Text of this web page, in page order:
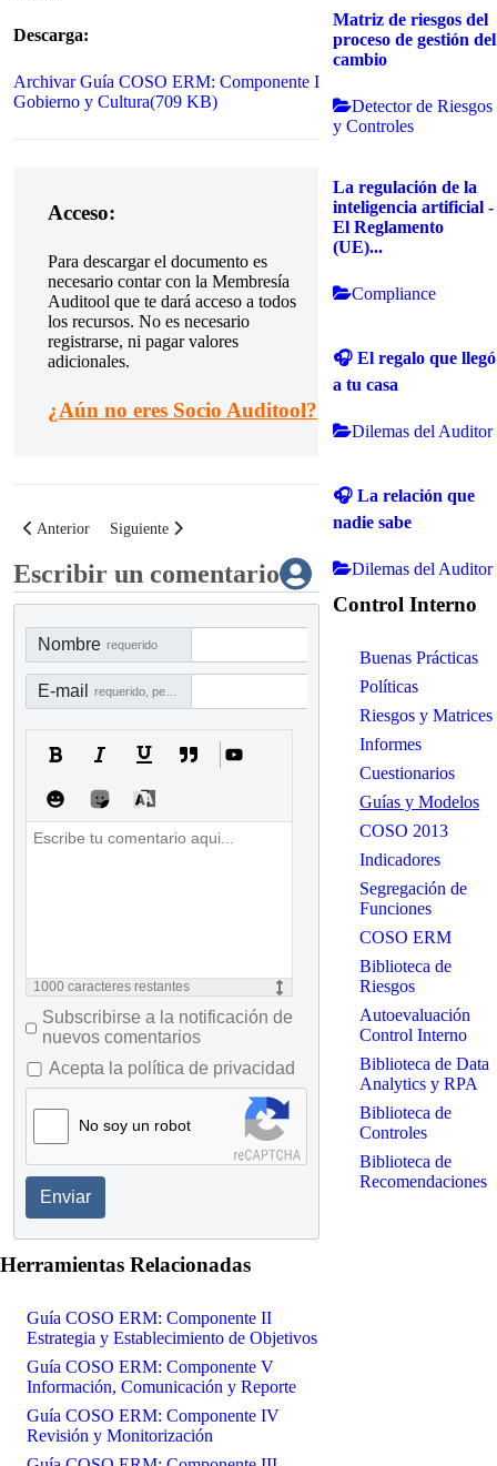
Descarga:
ArchivarGuía COSO ERM: Componente I
Gobierno y Cultura(709 KB)
Acceso:
Para descargar el documento es
necesario contar con la Membresía
Auditool que te dará acceso a todos
los recursos. No es necesario
registrarse, ni pagar valores
adicionales.
¿Aún no eres Socio Auditool?
Artículo anterior: Planeación estratégica antifraude basada en COSO
Anterior Artículo siguiente: Guía para revisar la seguridad de redes
Siguiente
Escribir un comentario
Nombre requerido
E-mail
1000 caracteres restantes
Subscribirse a la notificación de
nuevos comentarios
Acepta la política de privacidad
No soy un robot
Enviar
Herramientas Relacionadas
Guía COSO ERM: Componente II
Estrategia y Establecimiento de Objetivos
Guía COSO ERM: Componente V
Información, Comunicación y Reporte
Guía COSO ERM: Componente IV
Revisión y Monitorización
Matriz de riesgos del
proceso de gestión del
cambio
Detector de Riesgos
y Controles
La regulación de la
inteligencia artificial -
El Reglamento
(UE)...
Compliance
🎧 El regalo que llegó
a tu casa
Dilemas del Auditor
🎧 La relación que
nadie sabe
Dilemas del Auditor
Control Interno
Buenas Prácticas
Políticas
Riesgos y Matrices
Informes
Cuestionarios
Guías y Modelos
COSO 2013
Indicadores
Segregación de
Funciones
COSO ERM
Biblioteca de
Riesgos
Autoevaluación
Control Interno
Biblioteca de Data
Analytics y RPA
Biblioteca de
Controles
Biblioteca de
Recomendaciones